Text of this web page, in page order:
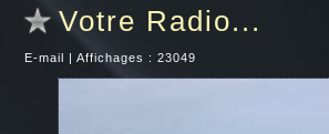
Votre Radio...
E-mail | Affichages : 23049